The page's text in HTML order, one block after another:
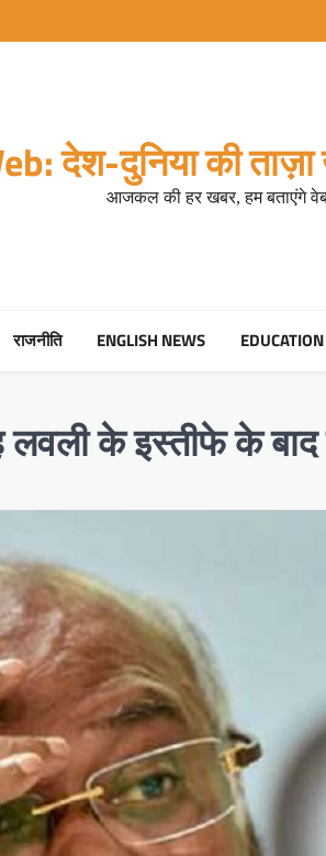
देश-दुनिया की
आजकल की हर खबर, हम बताएंगे
राजनीति ENGLISH NEWS
के इस्तीफे के बाद दो